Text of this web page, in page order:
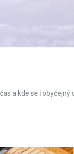
a kde se i obyčejný